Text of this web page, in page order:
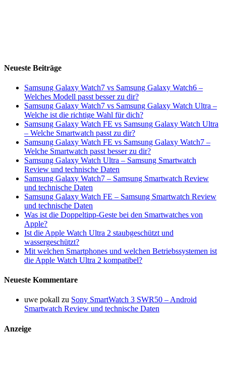
Neueste Beiträge
Samsung Galaxy Watch7 vs Samsung Galaxy Watch6 –
Welches Modell passt besser zu dir?
Samsung Galaxy Watch7 vs Samsung Galaxy Watch Ultra –
Welche ist die richtige Wahl für dich?
Samsung Galaxy Watch FE vs Samsung Galaxy Watch Ultra
– Welche Smartwatch passt zu dir?
Samsung Galaxy Watch FE vs Samsung Galaxy Watch7 –
Welche Smartwatch passt besser zu dir?
Samsung Galaxy Watch Ultra – Samsung Smartwatch
Review und technische Daten
Samsung Galaxy Watch7 – Samsung Smartwatch Review
und technische Daten
Samsung Galaxy Watch FE – Samsung Smartwatch Review
und technische Daten
Was ist die Doppeltipp-Geste bei den Smartwatches von
Apple?
Ist die Apple Watch Ultra 2 staubgeschützt und
wassergeschützt?
Mit welchen Smartphones und welchen Betriebssystemen ist
die Apple Watch Ultra 2 kompatibel?
Neueste Kommentare
uwe pokall zu Sony SmartWatch 3 SWR50 – Android
Smartwatch Review und technische Daten
Anzeige